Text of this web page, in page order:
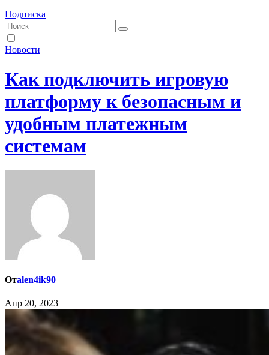
Подписка
Новости
Как подключить игровую
платформу к безопасным и
удобным платежным
системам
Отalen4ik90
Апр 20, 2023